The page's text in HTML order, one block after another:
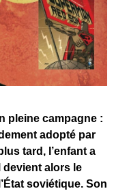
pleine campagne :
adopté par
tard, l’enfant a
devient alors le
soviétique. Son